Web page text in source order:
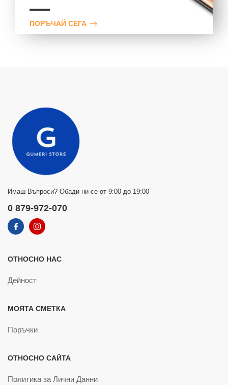
ПОРЪЧАЙ СЕГА
Имаш Въпроси? Обади ни се от 9:00 до 19:00
0 879-972-070
ОТНОСНО НАС
Дейност
МОЯТА СМЕТКА
Поръчки
ОТНОСНО САЙТА
Политика за Лични Данни